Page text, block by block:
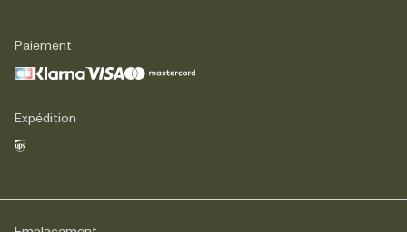
Légal
TikTok
LinkedIn
Paiement
Expédition